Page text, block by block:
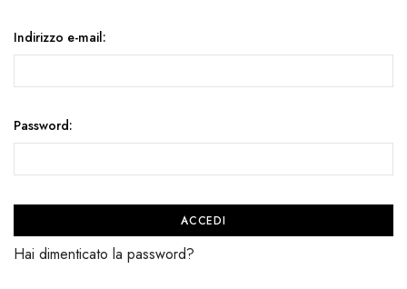
Indirizzo e-mail:
Password:
Hai dimenticato la password?